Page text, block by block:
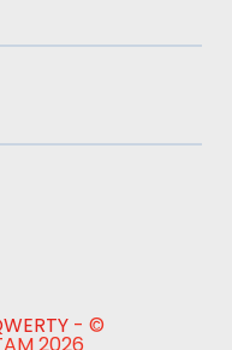
- ©